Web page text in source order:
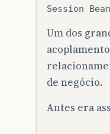
Session
Um dos
de negócio.
Antes era